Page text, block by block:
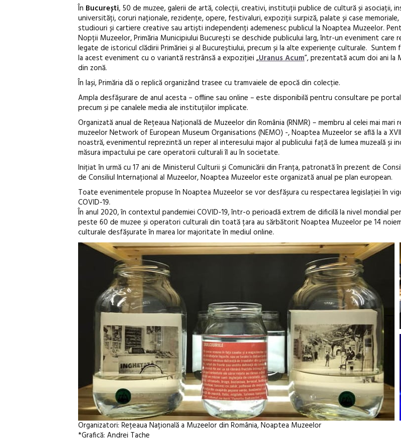
În București, 50 de muzee, galerii de artă, colecții, creativi, instituții publice de cultură și asociații,
universități, coruri naționale, rezidențe, opere, festivaluri, expoziții surpiză, palate și case
studiouri și cartiere creative sau artiști independenți ademenesc publicul la Noaptea Muzeelor.
Nopții Muzeelor, Primăria Municipiului București se deschide publicului larg, într-un eveniment care
legate de istoricul clădirii Primăriei și al Bucureștiului, precum și la alte experiențe culturale.
la acest eveniment cu o variantă restrânsă a expoziției „Uranus Acum”, prezentată acum doi ani la
din zonă.
În Iași, Primăria dă o replică organizând trasee cu tramvaiele de epocă din colecție.
Ampla desfășurare de anul acesta – offline sau online – este disponibilă pentru consultare pe
precum și pe canalele media ale instituțiilor implicate.
Organizată anual de Rețeaua Națională de Muzeelor din România (RNMR) – membru al celei mai
muzeelor Network of European Museum Organisations (NEMO) -, Noaptea Muzeelor se află la a
noastră, evenimentul reprezintă un reper al interesului major al publicului față de lumea muzeală și
măsura impactului pe care operatorii culturali îl au în societate.
Inițiat în urmă cu 17 ani de Ministerul Culturii și Comunicării din Franța, patronată în prezent de
de Consiliul Internațional al Muzeelor, Noaptea Muzeelor este organizată anual pe plan european.
Toate evenimentele propuse în Noaptea Muzeelor se vor desfășura cu respectarea legislației în
COVID-19.
În anul 2020, în contextul pandemiei COVID-19, într-o perioadă extrem de dificilă la nivel mondial
peste 60 de muzee și operatori culturali din toată țara au sărbătorit Noaptea Muzeelor pe 14
culturale desfășurate în marea lor majoritate în mediul online.
Organizatori: Rețeaua Națională a Muzeelor din România, Noaptea Muzeelor
*Grafică: Andrei Tache